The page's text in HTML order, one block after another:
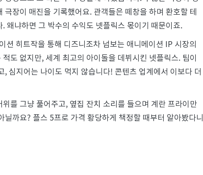
장이 매진을 기록했어요. 관객들은 떼창을 하며 환호할 테
왜냐하면 그 박수의 수익도 넷플릭스 몫이기 때문이죠.
히트작을 통해 디즈니조차 넘보는 애니메이션 IP 시장의
도 없지만, 세계 최고의 아이돌을 데뷔시킨 넷플릭스. 팀이
심지어는 나이도 먹지 않습니다! 콘텐츠 업계에서 이보다 더
를 그냥 풀어주고, 옆집 잔치 소리를 들으며 계란 프라이만
까요? 플스 5프로 가격 황당하게 책정할 때부터 알아봤다니